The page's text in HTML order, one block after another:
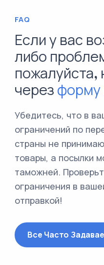
FAQ
Если у вас
либо
через форму
Убедитесь, что в
ограничений по
страны не
товары, а посылки
таможней.
ограничения в
отправкой!
Все Часто